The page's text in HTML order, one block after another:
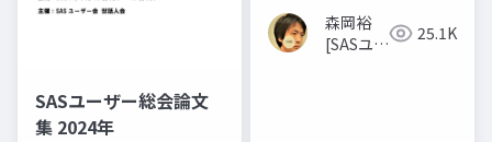
SASユーザー総会論文
集 2024年
森岡裕
[SASユー
25.1K